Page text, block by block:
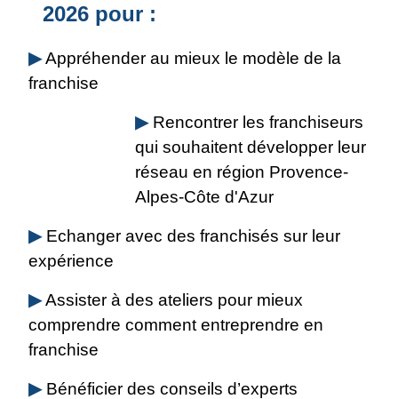
2026 pour :
▶Appréhender au mieux le modèle de la
franchise
▶ Rencontrer les franchiseurs
qui souhaitent développer leur
réseau en région Provence-
Alpes-Côte d'Azur
▶ Echanger avec des franchisés sur leur
expérience
▶Assister à des ateliers pour mieux
comprendre comment entreprendre en
franchise
▶ Bénéficier des conseils d’experts